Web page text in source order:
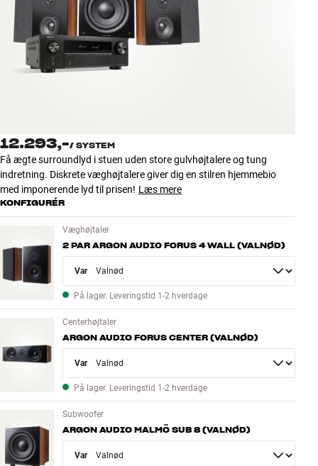
Tilbehør
INSPIRATION
TILBUD
Find Butik
Kundeservice
Byg med Lyd
12.293,-/ SYSTEM
Få ægte surroundlyd i stuen uden store gulvhøjtalere og tung
indretning. Diskrete væghøjtalere giver dig en stilren hjemmebio
med imponerende lyd til prisen! Læs mere
KONFIGURÉR
Væghøjtaler
2 PAR ARGON AUDIO FORUS 4 WALL (VALNØD)
Variant
På lager. Leveringstid 1-2 hverdage
Centerhøjtaler
ARGON AUDIO FORUS CENTER (VALNØD)
Variant
På lager. Leveringstid 1-2 hverdage
Subwoofer
ARGON AUDIO MALMÖ SUB 8 (VALNØD)
Variant